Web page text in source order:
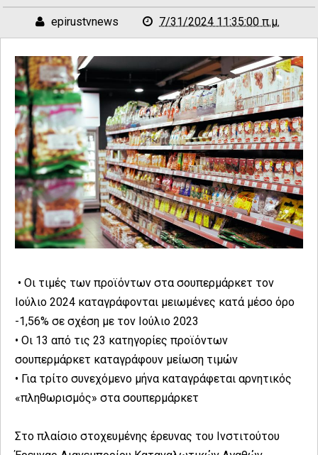
epirustvnews 7/31/2024 11:35:00 π.μ.
• Οι τιμές των προϊόντων στα σουπερμάρκετ τον
Ιούλιο 2024 καταγράφονται μειωμένες κατά μέσο όρο
-1,56% σε σχέση με τον Ιούλιο 2023
• Οι 13 από τις 23 κατηγορίες προϊόντων
σουπερμάρκετ καταγράφουν μείωση τιμών
• Για τρίτο συνεχόμενο μήνα καταγράφεται αρνητικός
«πληθωρισμός» στα σουπερμάρκετ
Στο πλαίσιο στοχευμένης έρευνας του Ινστιτούτου